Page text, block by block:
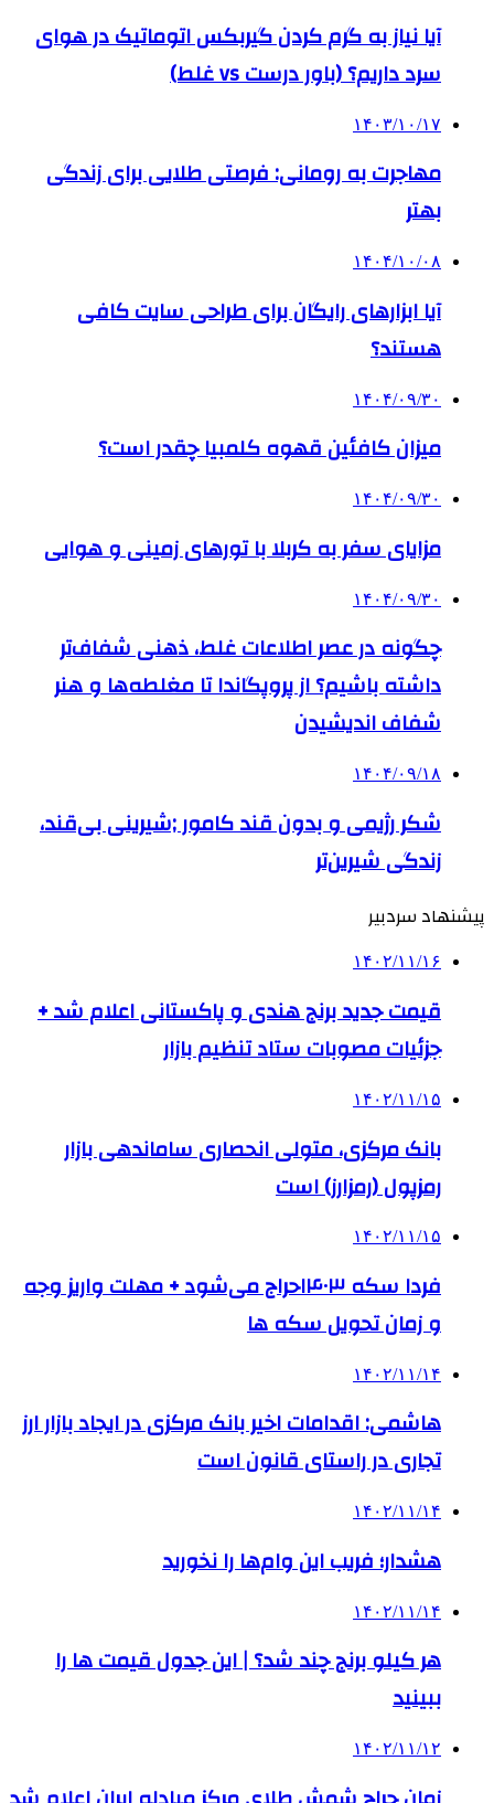
آیا نیاز به گرم کردن گیربکس اتوماتیک در هوای
سرد داریم؟ (باور درست vs غلط)
۱۴۰۳/۱۰/۱۷
مهاجرت به رومانی: فرصتی طلایی برای زندگی
بهتر
۱۴۰۴/۱۰/۰۸
آیا ابزارهای رایگان برای طراحی سایت کافی
هستند؟
۱۴۰۴/۰۹/۳۰
میزان کافئین قهوه کلمبیا چقدر است؟
۱۴۰۴/۰۹/۳۰
مزایای سفر به کربلا با تورهای زمینی و هوایی
۱۴۰۴/۰۹/۳۰
چگونه در عصر اطلاعات غلط، ذهنی شفاف‌تر
داشته باشیم؟ از پروپگاندا تا مغلطه‌ها و هنر
شفاف اندیشیدن
۱۴۰۴/۰۹/۱۸
شکر رژیمی و بدون قند کامور ;شیرینی بی‌قند،
زندگی شیرین‌تر
پیشنهاد سردبیر
۱۴۰۲/۱۱/۱۶
قیمت جدید برنج هندی و پاکستانی اعلام شد +
جزئیات مصوبات ستاد تنظیم بازار
۱۴۰۲/۱۱/۱۵
بانک مرکزی، متولی انحصاری ساماندهی بازار
رمزپول (رمزارز) است
۱۴۰۲/۱۱/۱۵
فردا سکه ۱۴۰۳حراج می‌شود + مهلت واریز وجه
و زمان تحویل سکه ها
۱۴۰۲/۱۱/۱۴
هاشمی: اقدامات اخیر بانک مرکزی در ایجاد بازار ارز
تجاری در راستای قانون است
۱۴۰۲/۱۱/۱۴
هشدار؛ فریب این وام‌ها را نخورید
۱۴۰۲/۱۱/۱۴
هر کیلو برنج چند شد؟ | این جدول قیمت ها را
ببینید
۱۴۰۲/۱۱/۱۲